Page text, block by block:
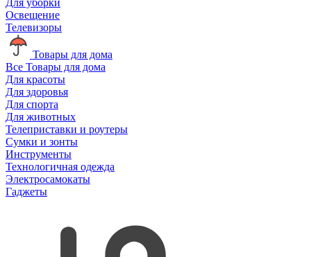
Освещение
Телевизоры
Товары для дома
Все Товары для дома
Для красоты
Для здоровья
Для спорта
Для животных
Телеприставки и роутеры
Сумки и зонты
Инструменты
Технологичная одежда
Электросамокаты
Гаджеты